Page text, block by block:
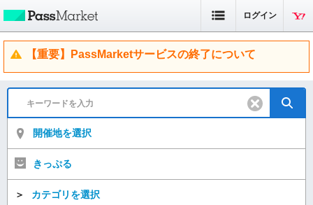
ログイン
【重要】PassMarketサービスの終了について
開催地を選択
きっぷる
＞ カテゴリを選択